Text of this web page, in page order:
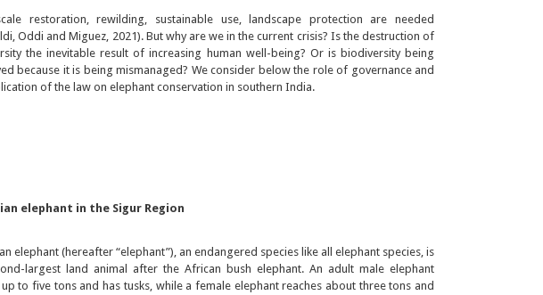
restoration, rewilding, sustainable use, landscape protection are needed
Oddi and Miguez, 2021). But why are we in the current crisis? Is the destruction of
the inevitable result of increasing human well-being? Or is biodiversity being
because it is being mismanaged? We consider below the role of governance and
of the law on elephant conservation in southern India.
elephant in the Sigur Region
elephant (hereafter “elephant”), an endangered species like all elephant species, is
largest land animal after the African bush elephant. An adult male elephant
to five tons and has tusks, while a female elephant reaches about three tons and